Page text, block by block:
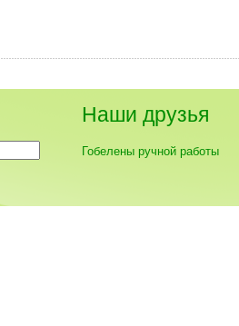
Наши друзья
Гобелены ручной работы